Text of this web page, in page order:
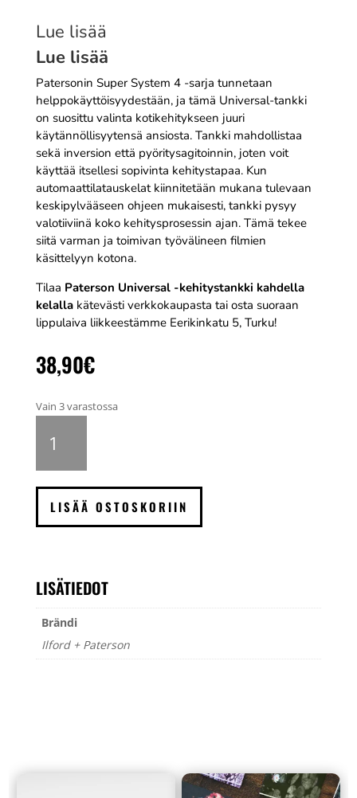
Lue lisää
Lue lisää
Patersonin Super System 4 -sarja tunnetaan
helppokäyttöisyydestään, ja tämä Universal-tankki
on suosittu valinta kotikehitykseen juuri
käytännöllisyytensä ansiosta. Tankki mahdollistaa
sekä inversion että pyöritysagitoinnin, joten voit
käyttää itsellesi sopivinta kehitystapaa. Kun
automaattilatauskelat kiinnitetään mukana tulevaan
keskipylvääseen ohjeen mukaisesti, tankki pysyy
valotiiviinä koko kehitysprosessin ajan. Tämä tekee
siitä varman ja toimivan työvälineen filmien
käsittelyyn kotona.
Tilaa Paterson Universal -kehitystankki kahdella
kelallakätevästi verkkokaupasta tai osta suoraan
lippulaiva liikkeestämme Eerikinkatu 5, Turku!
38,90€
Vain 3 varastossa
Universal
kahdella
kelalla
LISÄÄ OSTOSKORIIN
LISÄTIEDOT
Brändi
Ilford + Paterson